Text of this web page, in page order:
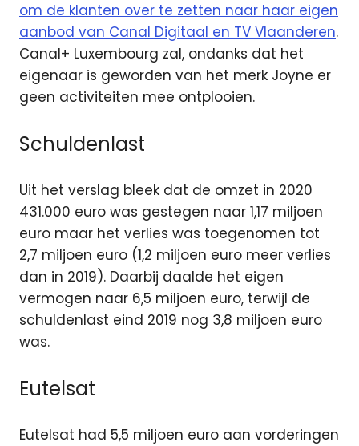
om de klanten over te zetten naar haar eigen
aanbod van Canal Digitaal en TV Vlaanderen.
Canal+ Luxembourg zal, ondanks dat het
eigenaar is geworden van het merk Joyne er
geen activiteiten mee ontplooien.
Schuldenlast
Uit het verslag bleek dat de omzet in 2020
431.000 euro was gestegen naar 1,17 miljoen
euro maar het verlies was toegenomen tot
2,7 miljoen euro (1,2 miljoen euro meer verlies
dan in 2019). Daarbij daalde het eigen
vermogen naar 6,5 miljoen euro, terwijl de
schuldenlast eind 2019 nog 3,8 miljoen euro
was.
Eutelsat
Eutelsat had 5,5 miljoen euro aan vorderingen